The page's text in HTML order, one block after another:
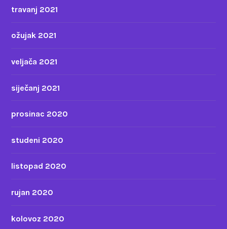
travanj 2021
ožujak 2021
veljača 2021
siječanj 2021
prosinac 2020
studeni 2020
listopad 2020
rujan 2020
kolovoz 2020